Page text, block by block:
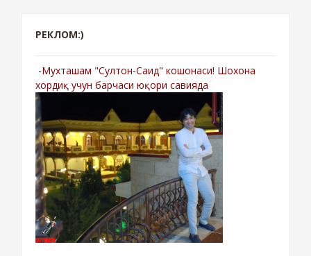
РЕКЛОМ:)
-Мухташам "Султон-Саид" кошонаси! Шохона
хордиқ учун барчаси юқори савияда